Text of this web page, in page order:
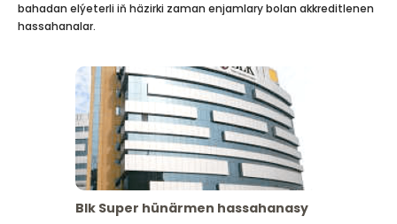
bahadan elýeterli iň häzirki zaman enjamlary bolan akkreditlenen
hassahanalar.
Blk Super hünärmen hassahanasy